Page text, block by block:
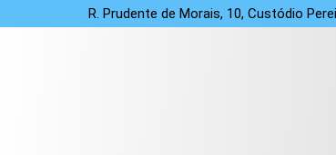
R. Prudente de Morais, 10, Custódio